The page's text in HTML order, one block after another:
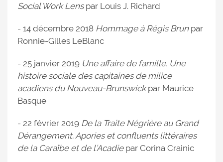
Social Work Lenspar Louis J. Richard
- 14 décembre 2018 Hommage à Régis Brunpar
Ronnie-Gilles LeBlanc
- 25 janvier 2019 Une affaire de famille. Une
histoire sociale des capitaines de milice
acadiens du Nouveau-Brunswickpar Maurice
Basque
- 22 février 2019 De la Traite Négrière au Grand
Dérangement. Apories et confluents littéraires
de la Caraïbe et de l’Acadiepar Corina Crainic